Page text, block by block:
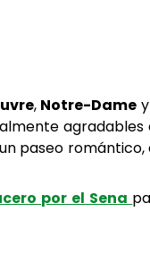
,Notre-Damey
agradables
paseo romántico,
por el Sena